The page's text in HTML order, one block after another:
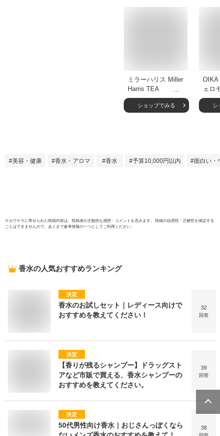
ミラーハリス Miller
Harris TEA
TONIQUE ティート
ニック オードパル
バラ イングリッシ
ショップでみる
OIKA
ェロ
イト
グレ
ラッ
シ
美容・健康 香水・アロマ 香水 予算10,000円以内 面白い・
※ カウナラに寄せられた投稿内容は、投稿者の主観的な感想・コメントを含みます。 投稿の信憑性・正確性を保証する
ことはできませんので、あくまで参考情報の一つとしてご利用ください。
香水の人気おすすめランキング
決定
香水のお試しセット｜レディース向けで
おすすめを教えてください！
32
回答
決定
【香りが残るシャンプー】ドラッグスト
アなど市販で買える、香水シャンプーの
おすすめを教えてください。
39
回答
決定
50代男性向け香水｜おじさんっぽくなら
38